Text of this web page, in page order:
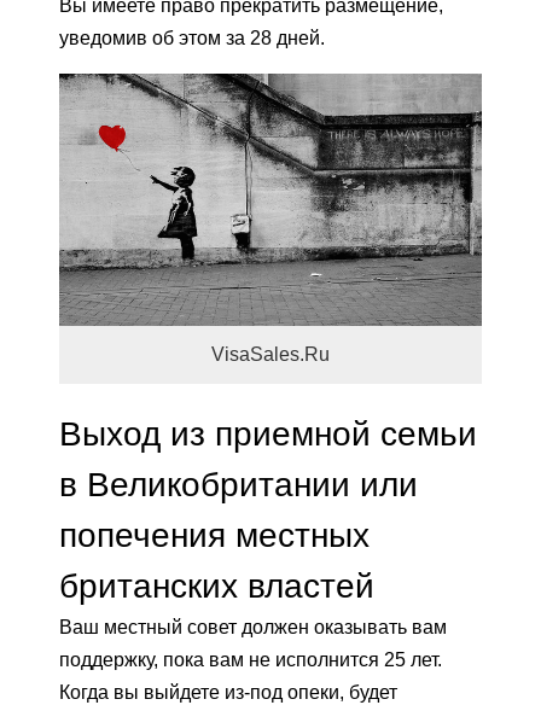
Вы имеете право прекратить размещение,
уведомив об этом за 28 дней.
VisaSales.Ru
Выход из приемной семьи
в Великобритании или
попечения местных
британских властей
Ваш местный совет должен оказывать вам
поддержку, пока вам не исполнится 25 лет.
Когда вы выйдете из-под опеки, будет